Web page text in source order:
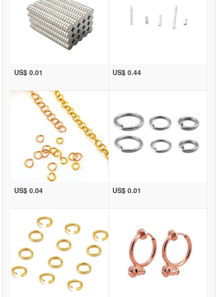
US$ 0.01 US$ 0.44
US$ 0.04 US$ 0.01